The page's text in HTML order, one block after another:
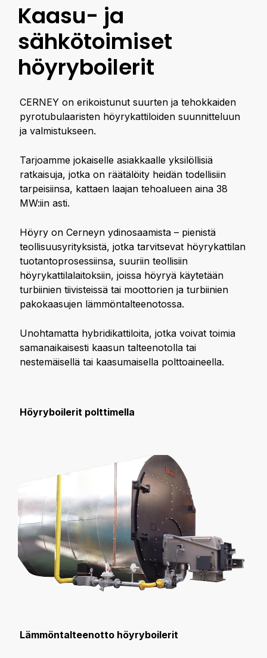
Kaasu- ja
sähkötoimiset
höyryboilerit
CERNEY on erikoistunut suurten ja tehokkaiden
pyrotubulaaristen höyrykattiloiden suunnitteluun
ja valmistukseen.
Tarjoamme jokaiselle asiakkaalle yksilöllisiä
ratkaisuja, jotka on räätälöity heidän todellisiin
tarpeisiinsa, kattaen laajan tehoalueen aina 38
MW:iin asti.
Höyry on Cerneyn ydinosaamista – pienistä
teollisuusyrityksistä, jotka tarvitsevat höyrykattilan
tuotantoprosessiinsa, suuriin teollisiin
höyrykattilalaitoksiin, joissa höyryä käytetään
turbiinien tiivisteissä tai moottorien ja turbiinien
pakokaasujen lämmöntalteenotossa.
Unohtamatta hybridikattiloita, jotka voivat toimia
samanaikaisesti kaasun talteenotolla tai
nestemäisellä tai kaasumaisella polttoaineella.
Höyryboilerit polttimella
Lämmöntalteenotto höyryboilerit